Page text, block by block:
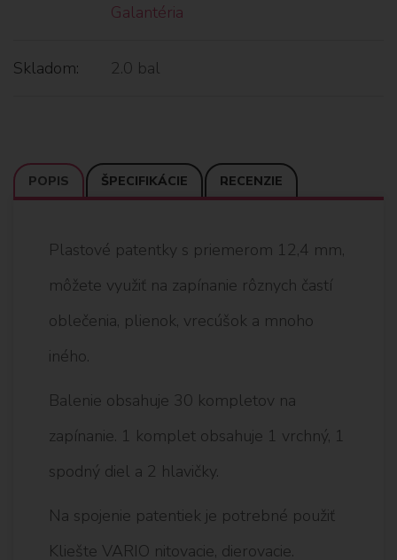
Galantéria
Skladom: 2.0 bal
POPIS ŠPECIFIKÁCIE RECENZIE
Plastové patentky s priemerom 12,4 mm,
môžete využiť na zapínanie rôznych častí
oblečenia, plienok, vrecúšok a mnoho
iného.
Balenie obsahuje 30 kompletov na
zapínanie. 1 komplet obsahuje 1 vrchný, 1
spodný diel a 2 hlavičky.
Na spojenie patentiek je potrebné použiť
Kliešte VARIO nitovacie, dierovacie.